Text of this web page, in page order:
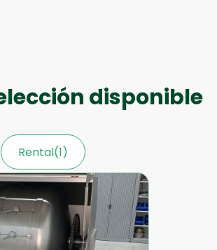
disponible
Rental(1)